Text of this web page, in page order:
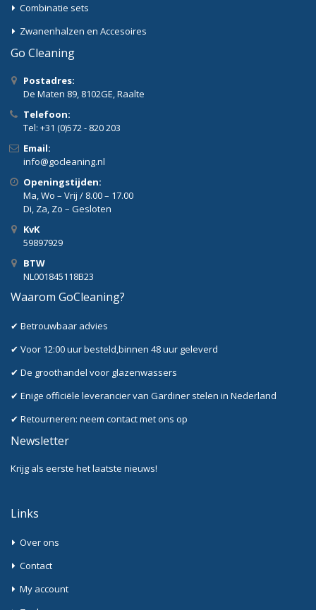
Combinatie sets
Zwanenhalzen en Accesoires
Go Cleaning
Postadres:
De Maten 89, 8102GE, Raalte
Telefoon:
Tel: +31 (0)572 - 820 203
Email:
info@gocleaning.nl
Openingstijden:
Ma, Wo – Vrij / 8.00 – 17.00
Di, Za, Zo – Gesloten
KvK
59897929
BTW
NL001845118B23
Waarom GoCleaning?
✔ Betrouwbaar advies
✔ Voor 12:00 uur besteld,binnen 48 uur geleverd
✔ De groothandel voor glazenwassers
✔ Enige officiële leverancier van Gardiner stelen in Nederland
✔ Retourneren: neem contact met ons op
Newsletter
Krijg als eerste het laatste nieuws!
Links
Over ons
Contact
My account